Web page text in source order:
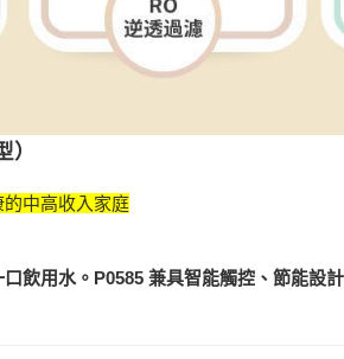
中高收入家庭
口飲用水。P0585 兼具智能觸控、節能設